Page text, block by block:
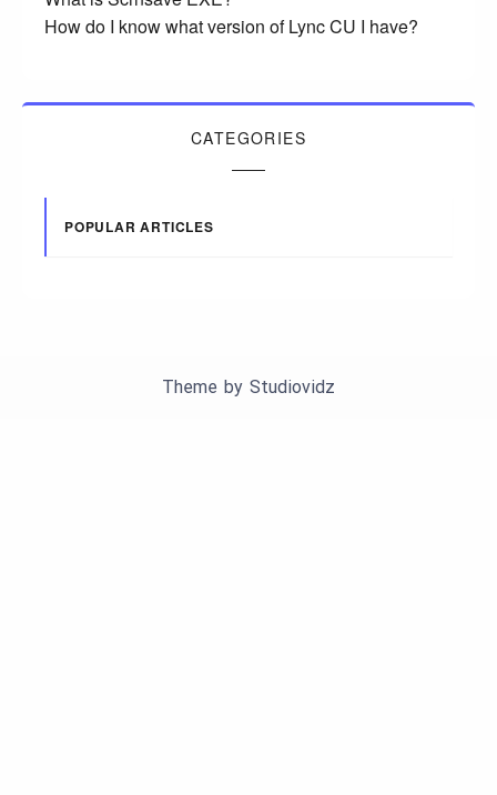
How do I know what version of Lync CU I have?
CATEGORIES
POPULAR ARTICLES
Theme by Studiovidz